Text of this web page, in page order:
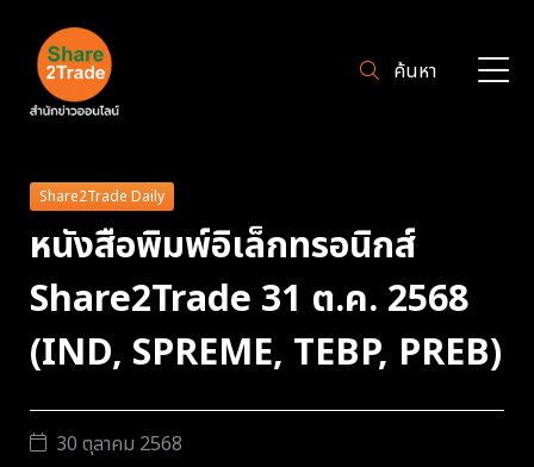
ค้นหา
Share2Trade Daily
หนังสือพิมพ์อิเล็กทรอนิกส์
Share2Trade 31 ต.ค. 2568
(IND, SPREME, TEBP, PREB)
30 ตุลาคม 2568